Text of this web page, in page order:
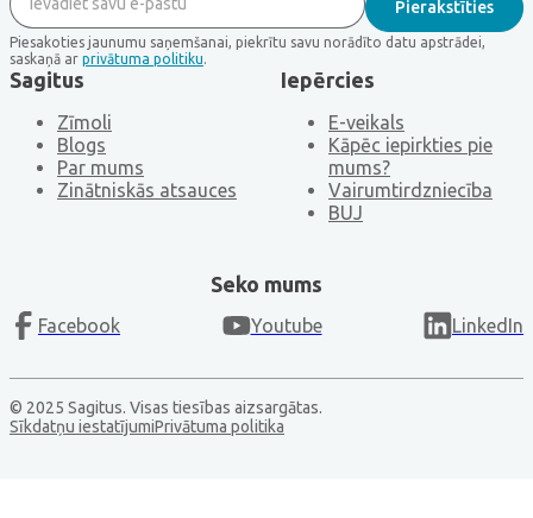
Piesakoties jaunumu saņemšanai, piekrītu savu norādīto datu apstrādei,
saskaņā ar privātuma politiku.
Sagitus
Zīmoli
Blogs
Par mums
Zinātniskās atsauces
Iepērcies
E-veikals
Kāpēc iepirkties pie
mums?
Vairumtirdzniecība
BUJ
Seko mums
Facebook Youtube LinkedIn
© 2025 Sagitus. Visas tiesības aizsargātas.
Sīkdatņu iestatījumiPrivātuma politika